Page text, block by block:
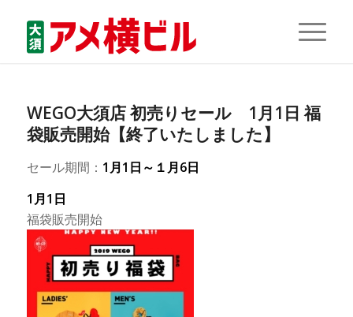
WEGO大須店 初売りセール 1月1日 福
袋販売開始【終了いたしました】
セール期間： 1月1日～１月6日
1月1日
福袋販売開始